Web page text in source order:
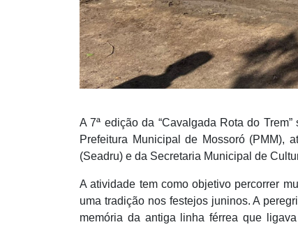
A 7ª edição da “Cavalgada Rota do
Prefeitura Municipal de Mossoró (PMM),
(Seadru) e da Secretaria Municipal de
A atividade tem como objetivo percorrer
uma tradição nos festejos juninos. A
memória da antiga linha férrea que